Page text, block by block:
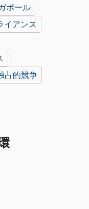
ポール
イアンス
占的競争